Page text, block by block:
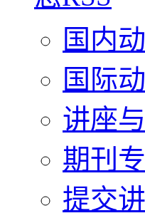
国内
国际
讲座
期刊
提交